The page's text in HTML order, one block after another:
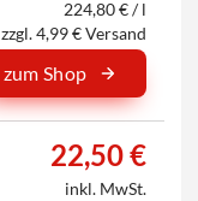
224,80 € / l
zzgl. 4,99 € Versand
zum Shop
22,50 €
inkl. MwSt.